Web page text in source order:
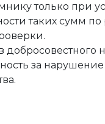
только при
таких сумм по
за